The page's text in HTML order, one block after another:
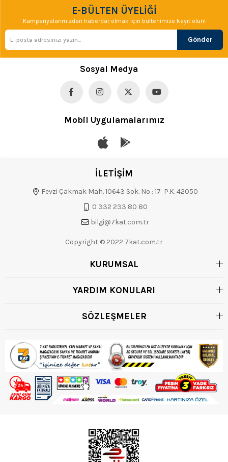
E-BÜLTEN ÜYELİĞİ
Kampanyalarımızdan haberdar olmak için bültenimize kayıt olun!
Gönder
Sosyal Medya
Mobil Uygulamalarımız
İLETİŞİM
Fevzi Çakmak Mah. 10643 Sok. No : 17 P.K. 42050
0 332 233 80 80
bilgi@7kat.com.tr
Copyright © 2022 7kat.com.tr
KURUMSAL
YARDIM KONULARI
SÖZLEŞMELER